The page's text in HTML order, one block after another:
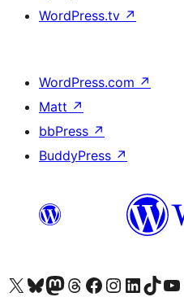
WordPress.tv ↗
WordPress.com ↗
Matt ↗
bbPress ↗
BuddyPress ↗
Navštívte náš účet na X (predtým Twitter)
Navštívte náš účet na platforme Bluesky
Navštívte náš účet na Mastodone
Navštívte náš účet na platforme Threads
Navštívte našu stránku na Facebooku
Navštívte náš účet
Navštívte náš účet
Navštívte náš účet na